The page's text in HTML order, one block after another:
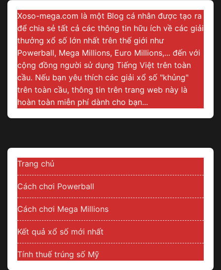
Xoso-mega.com là một Blog cá nhân được tạo ra
để chia sẻ tất cả các thông tin hữu ích về các giải
thưởng xổ số lớn nhất trên thế giới như
Powerball, Mega Millions, Euro Millions,... đến với
cộng đồng người sử dụng Tiếng Việt trên toàn
cầu. Nếu bạn yêu thích các giải xổ số "khủng"
trên toàn cầu, thông tin trên trang web này là
hoàn toàn miễn phí dành cho bạn...
Trang chủ
Cách chơi Powerball
Cách chơi Mega Millions
Kết quả xổ số mới nhất
Tính thuế trúng số Mỹ